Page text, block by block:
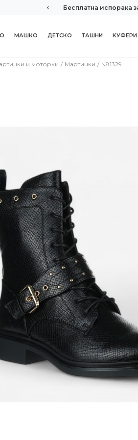
Бесплатна испорака
МАШКО ДЕТСКО ТАШНИ КУФЕРИ
и моторки Мартинки N81329